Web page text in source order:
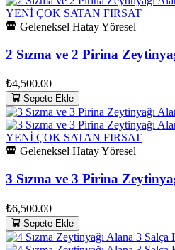
YENİ ÇOK SATAN FIRSAT
Geleneksel Hatay Yöresel
2 Sızma ve 2 Pirina
₺4,500.00
Sepete Ekle
YENİ ÇOK SATAN FIRSAT
Geleneksel Hatay Yöresel
3 Sızma ve 3 Pirina
₺6,500.00
Sepete Ekle